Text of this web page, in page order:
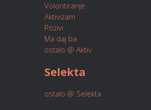
Volontiranje
Aktivizam
Pozivi
Ma daj ba
ostalo @ Aktiv
Selekta
ostalo @ Selekta